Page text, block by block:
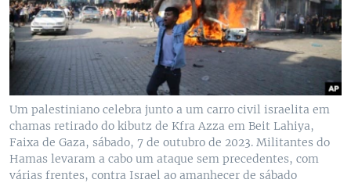
Um palestiniano celebra junto a um carro civil israelita em
chamas retirado do kibutz de Kfra Azza em Beit Lahiya,
Faixa de Gaza, sábado, 7 de outubro de 2023. Militantes do
Hamas levaram a cabo um ataque sem precedentes, com
várias frentes, contra Israel ao amanhecer de sábado